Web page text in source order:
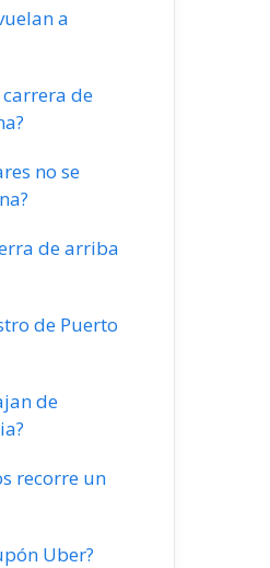
a
de
no se
de arriba
de Puerto
de
recorre un
Uber?